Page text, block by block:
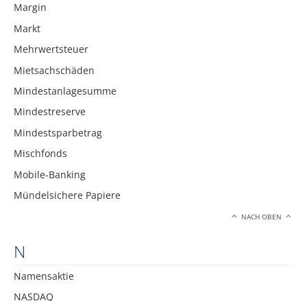
Margin
Markt
Mehrwertsteuer
Mietsachschäden
Mindestanlagesumme
Mindestreserve
Mindestsparbetrag
Mischfonds
Mobile-Banking
Mündelsichere Papiere
NACH OBEN
N
Namensaktie
NASDAQ